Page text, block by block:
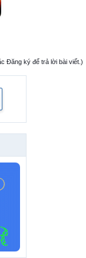
Đăng ký để trả lời bài viết.)